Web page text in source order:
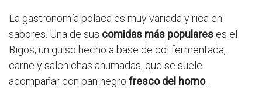
La gastronomía polaca es muy variada y rica en
sabores. Una de sus comidas más populares es el
Bigos, un guiso hecho a base de col fermentada,
carne y salchichas ahumadas, que se suele
acompañar con pan negro fresco del horno.